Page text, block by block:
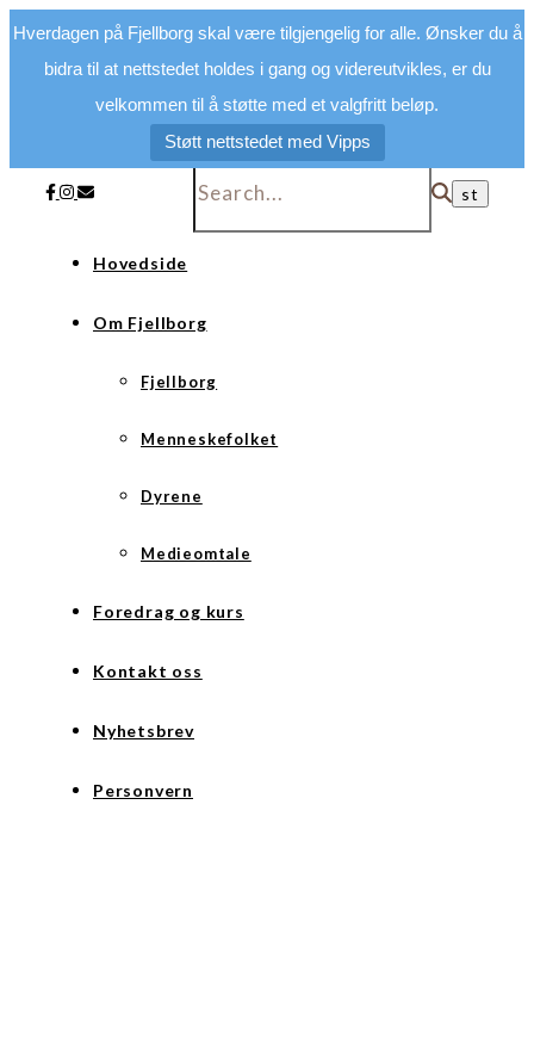
Hverdagen på Fjellborg skal være tilgjengelig for alle. Ønsker du å
bidra til at nettstedet holdes i gang og videreutvikles, er du
velkommen til å støtte med et valgfritt beløp.
Støtt nettstedet med Vipps
Hovedside
Om Fjellborg
Fjellborg
Menneskefolket
Dyrene
Medieomtale
Foredrag og kurs
Kontakt oss
Nyhetsbrev
Personvern